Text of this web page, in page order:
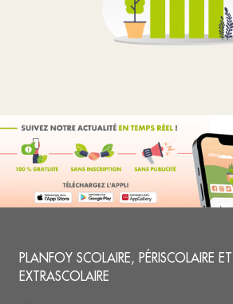
PLANFOY SCOLAIRE, PÉRISCOLAIRE ET
EXTRASCOLAIRE